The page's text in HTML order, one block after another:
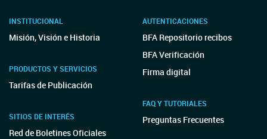
INSTITUCIONAL
Misión, Visión e Historia
PRODUCTOS Y SERVICIOS
Tarifas de Publicación
SITIOS DE INTERÉS
Red de Boletines Oficiales
AUTENTICACIONES
BFA Repositorio recibos
BFA Verificación
Firma digital
FAQ Y TUTORIALES
Preguntas Frecuentes